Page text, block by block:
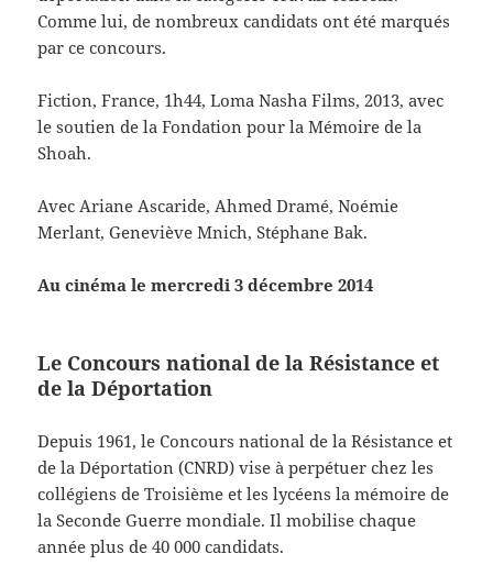
Comme lui, de nombreux candidats ont été marqués
par ce concours.
Fiction, France, 1h44, Loma Nasha Films, 2013, avec
le soutien de la Fondation pour la Mémoire de la
Shoah.
Avec Ariane Ascaride, Ahmed Dramé, Noémie
Merlant, Geneviève Mnich, Stéphane Bak.
Au cinéma le mercredi 3 décembre 2014
Le Concours national de la Résistance et
de la Déportation
Depuis 1961, le Concours national de la Résistance et
de la Déportation (CNRD) vise à perpétuer chez les
collégiens de Troisième et les lycéens la mémoire de
la Seconde Guerre mondiale. Il mobilise chaque
année plus de 40 000 candidats.